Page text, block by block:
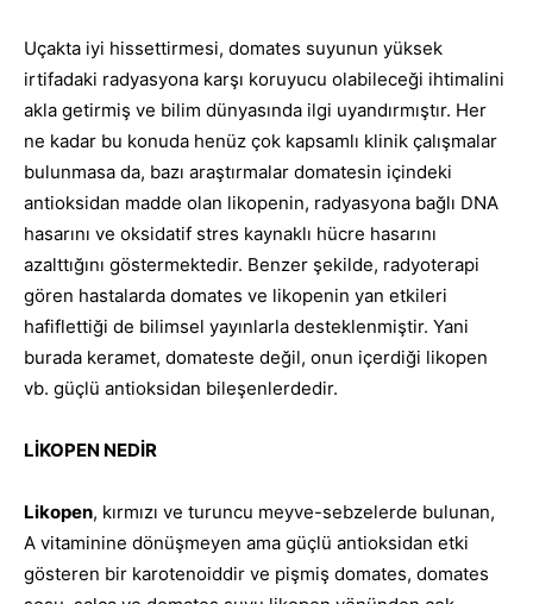
Uçakta iyi hissettirmesi, domates suyunun yüksek
irtifadaki radyasyona karşı koruyucu olabileceği ihtimalini
akla getirmiş ve bilim dünyasında ilgi uyandırmıştır. Her
ne kadar bu konuda henüz çok kapsamlı klinik çalışmalar
bulunmasa da, bazı araştırmalar domatesin içindeki
antioksidan madde olan likopenin, radyasyona bağlı DNA
hasarını ve oksidatif stres kaynaklı hücre hasarını
azalttığını göstermektedir. Benzer şekilde, radyoterapi
gören hastalarda domates ve likopenin yan etkileri
hafiflettiği de bilimsel yayınlarla desteklenmiştir. Yani
burada keramet, domateste değil, onun içerdiği likopen
vb. güçlü antioksidan bileşenlerdedir.
LİKOPEN NEDİR
Likopen, kırmızı ve turuncu meyve-sebzelerde bulunan,
A vitaminine dönüşmeyen ama güçlü antioksidan etki
gösteren bir karotenoiddir ve pişmiş domates, domates